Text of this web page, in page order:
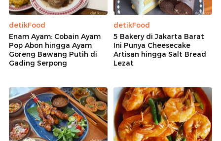
detikFood
Enam Ayam: Cobain Ayam
Pop Abon hingga Ayam
Goreng Bawang Putih di
Gading Serpong
detikFood
5 Bakery di Jakarta Barat
Ini Punya Cheesecake
Artisan hingga Salt Bread
Lezat